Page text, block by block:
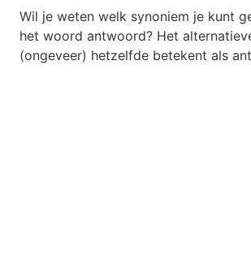
Wil je weten welk synoniem je kunt
het woord antwoord? Het
(ongeveer) hetzelfde betekent als